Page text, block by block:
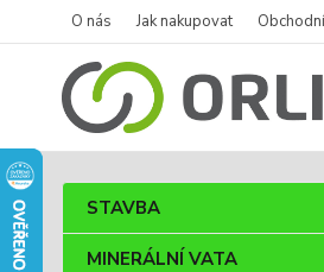
O nás Jak nakupovat
STAVBA
MINERÁLNÍ VATA